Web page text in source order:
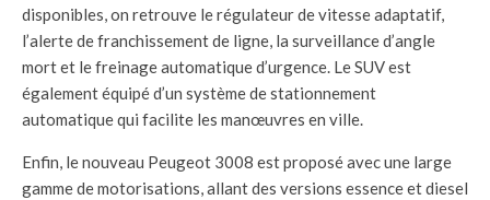
disponibles, on retrouve le régulateur de vitesse adaptatif,
l’alerte de franchissement de ligne, la surveillance d’angle
mort et le freinage automatique d’urgence. Le SUV est
également équipé d’un système de stationnement
automatique qui facilite les manœuvres en ville.
Enfin, le nouveau Peugeot 3008 est proposé avec une large
gamme de motorisations, allant des versions essence et diesel